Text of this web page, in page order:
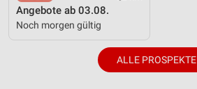
Angebote ab 03.08.
Noch morgen gültig
ALLE PROSPEKTE